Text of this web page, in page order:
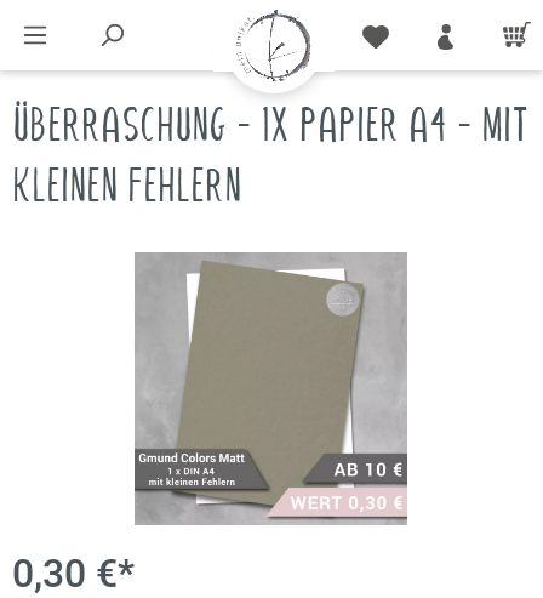
ÜBERRASCHUNG - 1X PAPIER A4 - MIT
KLEINEN FEHLERN
0,30 €*